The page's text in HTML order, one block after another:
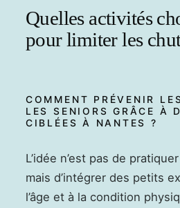
Quelles activités
pour limiter les
COMMENT PRÉVENIR
LES SENIORS GRÂCE À
CIBLÉES À NANTES ?
L’idée n’est pas de
mais d’intégrer des petits
l’âge et à la condition